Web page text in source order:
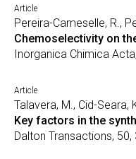
Article
Pereira-Cameselle, R.,
Chemoselectivity on
Inorganica Chimica
Article
Talavera, M., Cid-Seara,
Key factors in the
Dalton Transactions, 50,